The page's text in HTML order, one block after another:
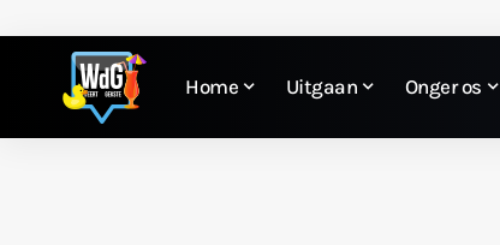
Home Uitgaan Onger os